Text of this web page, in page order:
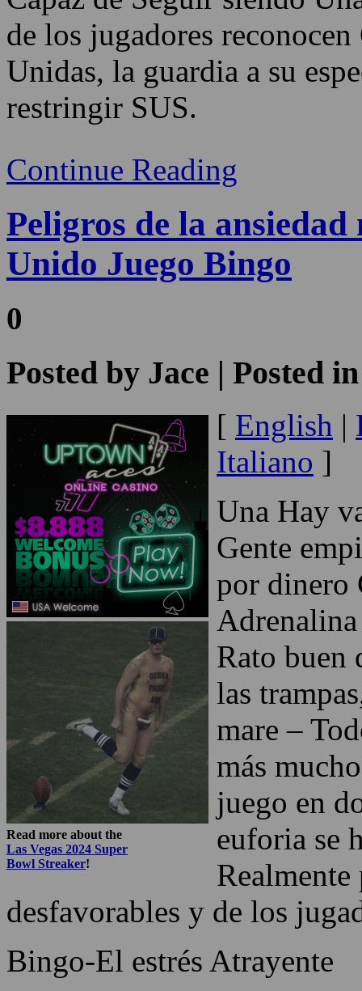
de los jugadores
Unidas, la guardia a su
restringir SUS.
Continue Reading
Peligros de la
Unido Juego Bingo
0
Posted by Jace | Posted
Read more about the
Las Vegas 2024 Super
Bowl Streaker!
[ English |
Italiano ]
Una Hay
Gente
por dinero
Rato buen
las
mare –
más
juego en
euforia se
desfavorables y de los
Bingo-El estrés Atrayente